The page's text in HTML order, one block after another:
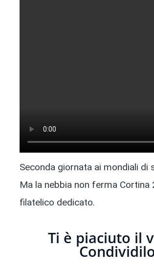
Seconda giornata ai mondiali di
Ma la nebbia non ferma Cortina
filatelico dedicato.
Ti è piaciuto il